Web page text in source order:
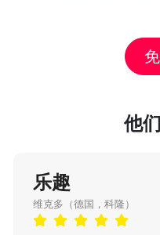
他
乐趣
维克多（德国，科隆）